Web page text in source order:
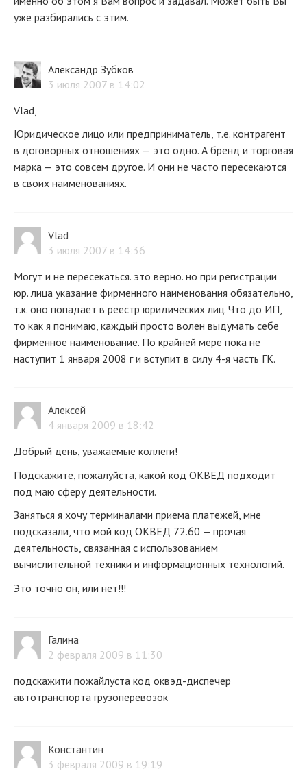
уже разбирались с этим.
Александр Зубков
3 июля 2007 в 14:02
Vlad,
Юридическое лицо или предприниматель, т.е. контрагент
в договорных отношениях — это одно. А бренд и торговая
марка — это совсем другое. И они не часто пересекаются
в своих наименованиях.
Vlad
3 июля 2007 в 14:36
Могут и не пересекаться. это верно. но при регистрации
юр. лица указание фирменного наименования обязательно,
т.к. оно попадает в реестр юридических лиц. Что до ИП,
то как я понимаю, каждый просто волен выдумать себе
фирменное наименование. По крайней мере пока не
наступит 1 января 2008 г и вступит в силу 4-я часть ГК.
Алексей
4 января 2009 в 18:42
Добрый день, уважаемые коллеги!
Подскажите, пожалуйста, какой код ОКВЕД подходит
под маю сферу деятельности.
Заняться я хочу терминалами приема платежей, мне
подсказали, что мой код ОКВЕД 72.60 — прочая
деятельность, связанная с использованием
вычислительной техники и информационных технологий.
Это точно он, или нет!!!
Галина
2 февраля 2009 в 11:30
подскажити пожайлуста код оквэд-диспечер
автотранспорта грузоперевозок
Константин
3 февраля 2009 в 19:19